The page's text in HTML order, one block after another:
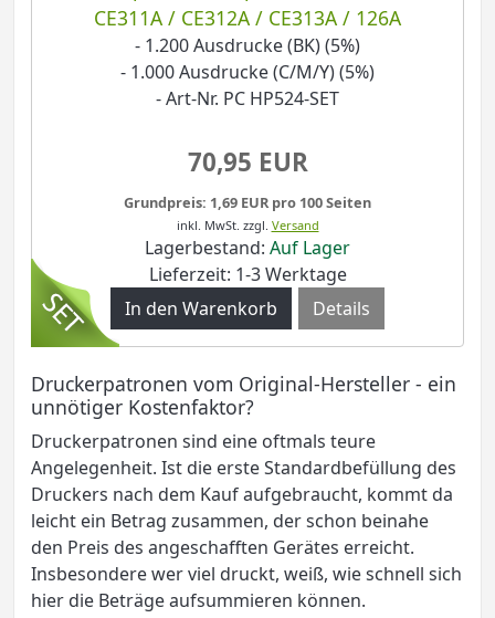
CE311A / CE312A / CE313A / 126A
- 1.200 Ausdrucke (BK) (5%)
- 1.000 Ausdrucke (C/M/Y) (5%)
- Art-Nr. PC HP524-SET
70,95 EUR
Grundpreis: 1,69 EUR pro 100 Seiten
inkl. MwSt. zzgl. Versand
Lagerbestand: Auf Lager
Lieferzeit: 1-3 Werktage
Details
Druckerpatronen vom Original-Hersteller - ein
unnötiger Kostenfaktor?
Druckerpatronen sind eine oftmals teure
Angelegenheit. Ist die erste Standardbefüllung des
Druckers nach dem Kauf aufgebraucht, kommt da
leicht ein Betrag zusammen, der schon beinahe
den Preis des angeschafften Gerätes erreicht.
Insbesondere wer viel druckt, weiß, wie schnell sich
hier die Beträge aufsummieren können.